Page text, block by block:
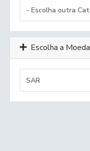
Escolha a Moeda